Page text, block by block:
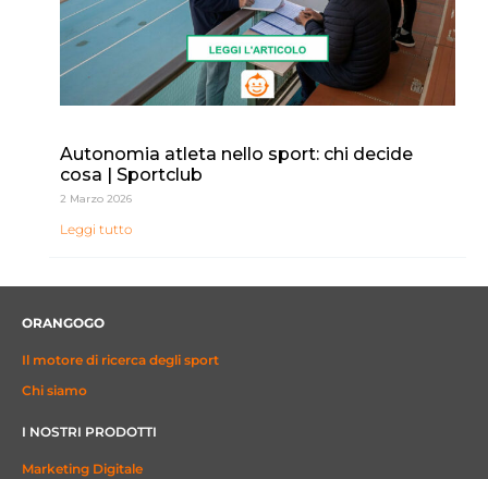
Autonomia atleta nello sport: chi decide
cosa | Sportclub
2 Marzo 2026
Leggi tutto
ORANGOGO
Il motore di ricerca degli sport
Chi siamo
I NOSTRI PRODOTTI
Marketing Digitale